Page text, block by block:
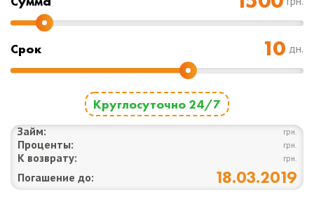
Срок дн.
Круглосуточно 24/7
Займ: грн.
Проценты: грн.
К возврату: грн.
Погашение до: 18.03.2019